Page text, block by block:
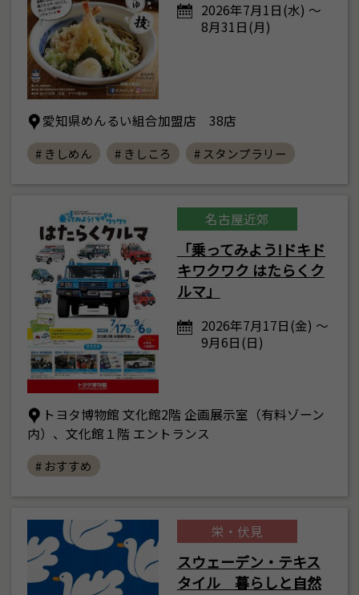
2026年7月1日(水) ～
8月31日(月)
愛知県めんるい組合加盟店 38店
# きしめん # きしころ # スタンプラリー
名古屋近郊
「乗ってみよう!ドキド
キワクワク はたらくク
ルマ」
2026年7月17日(金) ～
9月6日(日)
トヨタ博物館 文化館2階 企画展示室（有料ゾーン
内）、文化館１階 エントランス
# おすすめ
栄・伏見
スウェーデン・テキス
タイル 暮らしと自然